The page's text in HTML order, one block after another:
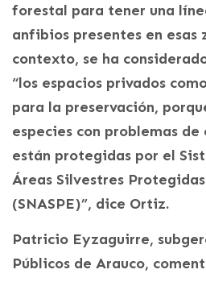
forestal para tener una
anfibios presentes en esas
contexto, se ha
“los espacios privados
para la preservación,
especies con problemas de
están protegidas por el
Áreas Silvestres
(SNASPE)”, dice Ortiz.
Patricio Eyzaguirre,
Públicos de Arauco,